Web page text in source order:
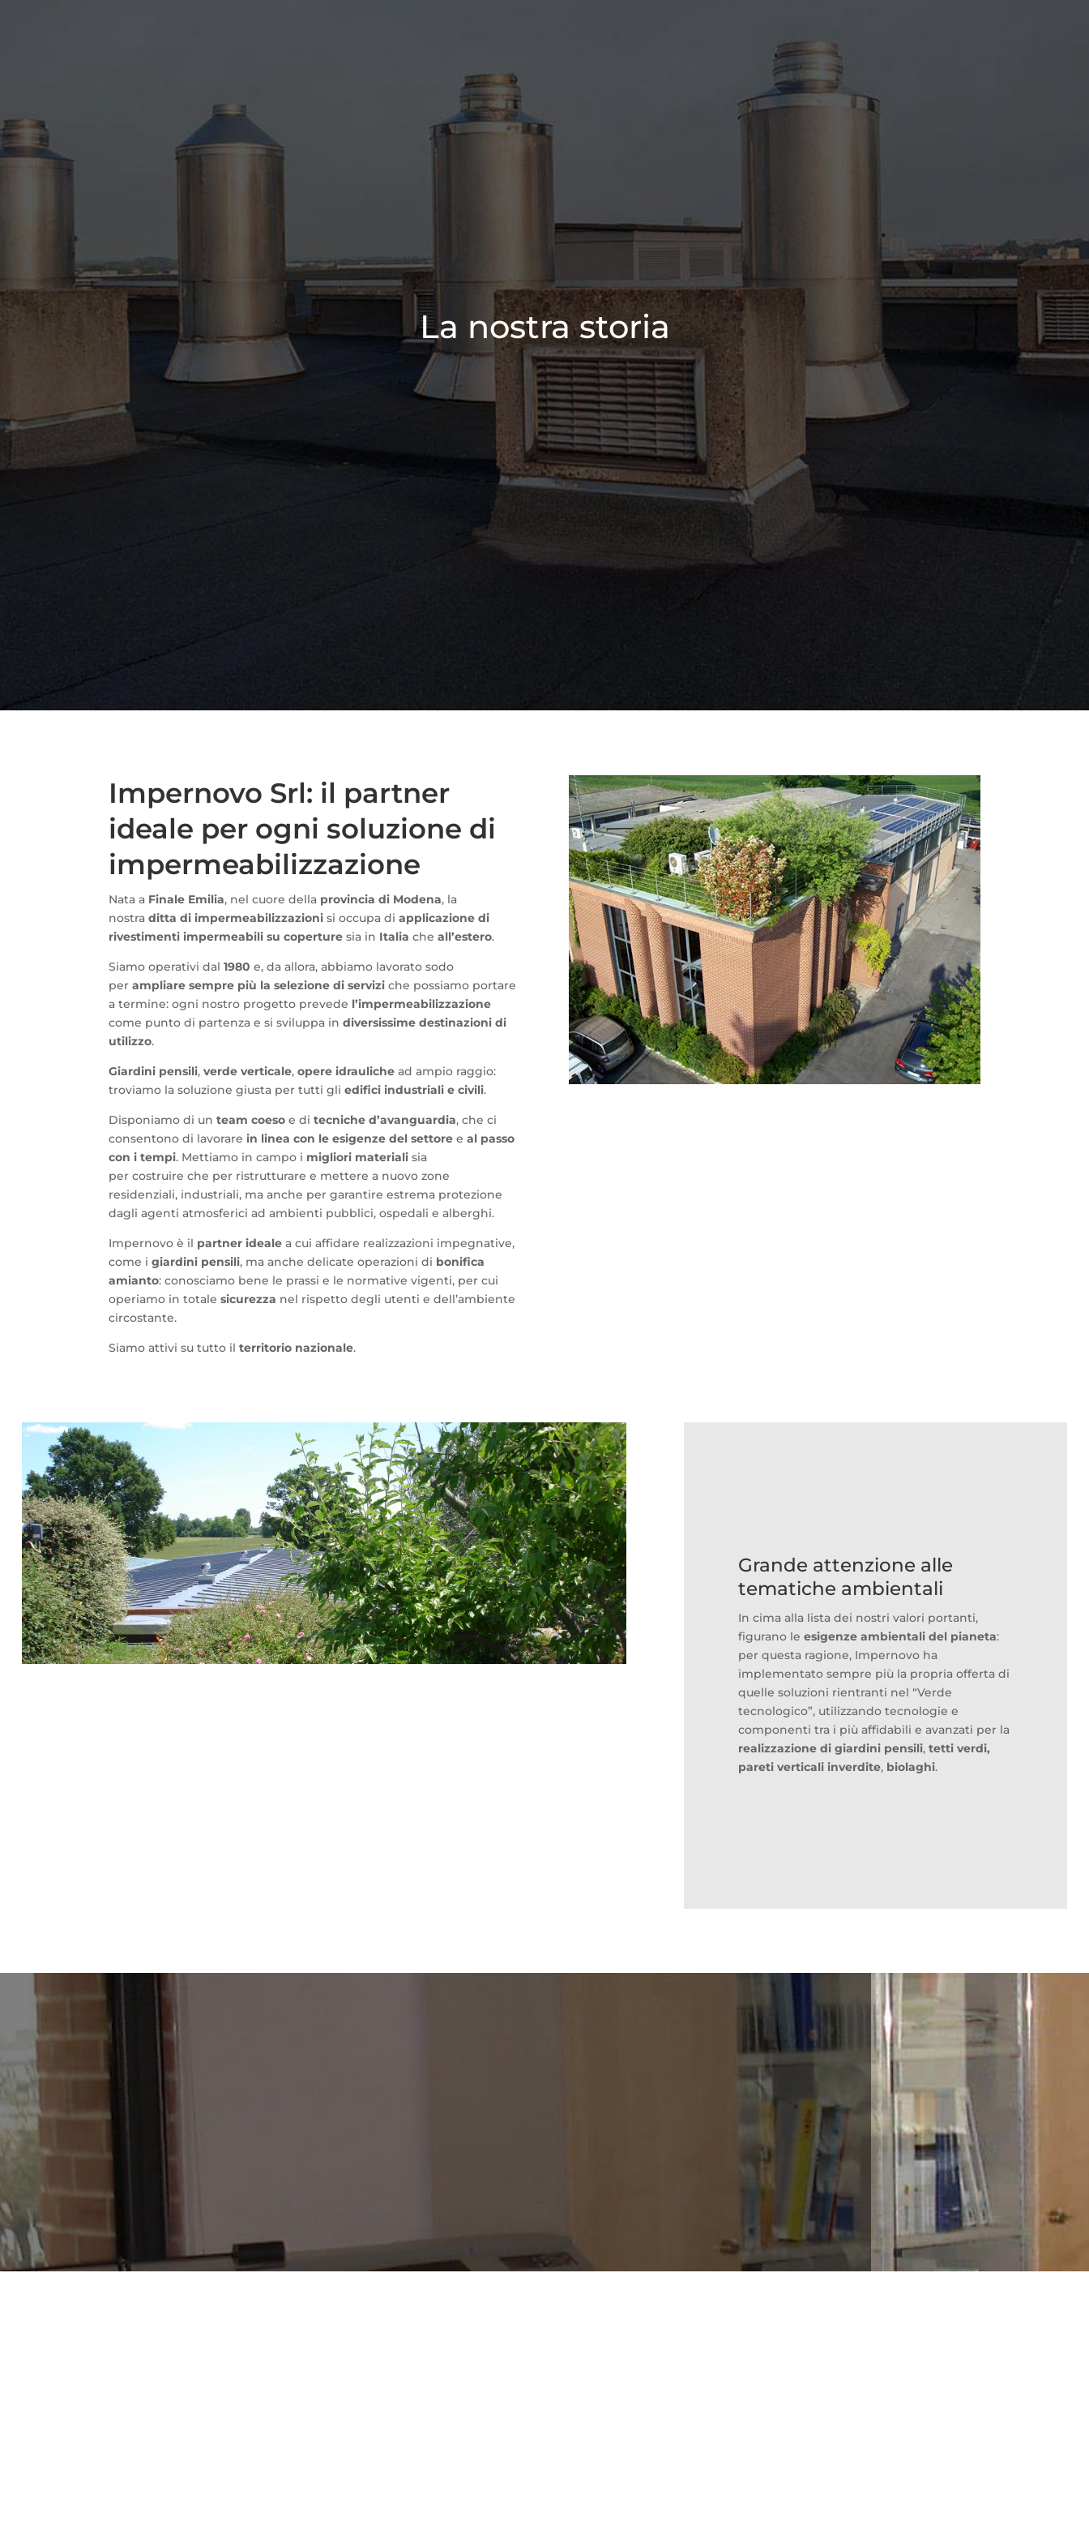
La nostra storia
Impernovo Srl: il partner
ideale per ogni soluzione di
impermeabilizzazione
Nata a Finale Emilia, nel cuore della provincia di Modena, la
nostraditta di impermeabilizzazioni si occupa diapplicazione di
rivestimenti impermeabili su coperturesia in Italia cheall’estero.
Siamo operativi dal1980 e, da allora, abbiamo lavorato sodo
perampliare sempre più la selezione di servizi che possiamo portare
a termine: ogni nostro progetto prevede l’impermeabilizzazione
come punto di partenza e si sviluppa indiversissime destinazioni di
utilizzo.
Giardini pensili,verde verticale,opere idrauliche ad ampio raggio:
troviamo la soluzione giusta per tutti gliedifici industriali e civili.
Disponiamo di unteam coeso e ditecniche d’avanguardia, che ci
consentono di lavorarein linea con le esigenze del settore eal passo
con i tempi. Mettiamo in campo i migliori materiali sia
per costruire che per ristrutturare e mettere a nuovo zone
residenziali, industriali, ma anche per garantire estrema protezione
dagli agenti atmosferici ad ambienti pubblici, ospedali e alberghi.
Impernovo è il partner ideale a cui affidare realizzazioni impegnative,
come igiardini pensili, ma anche delicate operazioni di bonifica
amianto: conosciamo bene le prassi e le normative vigenti, per cui
operiamo in totalesicurezza nel rispetto degli utenti e dell’ambiente
circostante.
Siamo attivi su tutto ilterritorio nazionale.
Grande attenzione alle
tematiche ambientali
In cima alla lista dei nostri valori portanti,
figurano le esigenze ambientali del pianeta:
per questa ragione, Impernovo ha
implementato sempre più la propria offerta di
quelle soluzioni rientranti nel “Verde
tecnologico”, utilizzando tecnologie e
componenti tra i più affidabili e avanzati per la
realizzazione di giardini pensili, tetti verdi,
pareti verticali inverdite, biolaghi.